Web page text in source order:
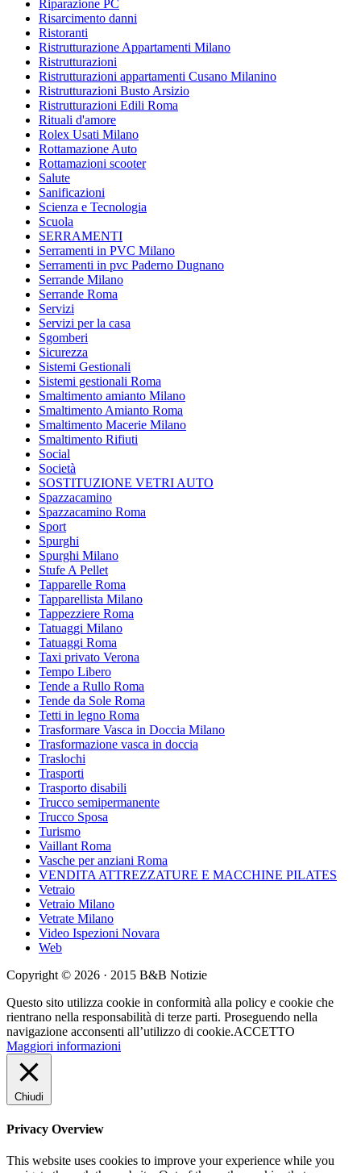
Riparazione PC
Risarcimento danni
Ristoranti
Ristrutturazione Appartamenti Milano
Ristrutturazioni
Ristrutturazioni appartamenti Cusano Milanino
Ristrutturazioni Busto Arsizio
Ristrutturazioni Edili Roma
Rituali d'amore
Rolex Usati Milano
Rottamazione Auto
Rottamazioni scooter
Salute
Sanificazioni
Scienza e Tecnologia
Scuola
SERRAMENTI
Serramenti in PVC Milano
Serramenti in pvc Paderno Dugnano
Serrande Milano
Serrande Roma
Servizi
Servizi per la casa
Sgomberi
Sicurezza
Sistemi Gestionali
Sistemi gestionali Roma
Smaltimento amianto Milano
Smaltimento Amianto Roma
Smaltimento Macerie Milano
Smaltimento Rifiuti
Social
Società
SOSTITUZIONE VETRI AUTO
Spazzacamino
Spazzacamino Roma
Sport
Spurghi
Spurghi Milano
Stufe A Pellet
Tapparelle Roma
Tapparellista Milano
Tappezziere Roma
Tatuaggi Milano
Tatuaggi Roma
Taxi privato Verona
Tempo Libero
Tende a Rullo Roma
Tende da Sole Roma
Tetti in legno Roma
Trasformare Vasca in Doccia Milano
Trasformazione vasca in doccia
Traslochi
Trasporti
Trasporto disabili
Trucco semipermanente
Trucco Sposa
Turismo
Vaillant Roma
Vasche per anziani Roma
VENDITA ATTREZZATURE E MACCHINE PILATES
Vetraio
Vetraio Milano
Vetrate Milano
Video Ispezioni Novara
Web
Copyright © 2026 · 2015 B&B Notizie
Questo sito utilizza cookie in conformità alla policy e cookie che
rientrano nella responsabilità di terze parti. Proseguendo nella
navigazione acconsenti all’utilizzo di cookie.ACCETTO
Maggiori informazioni
Chiudi
Privacy Overview
This website uses cookies to improve your experience while you